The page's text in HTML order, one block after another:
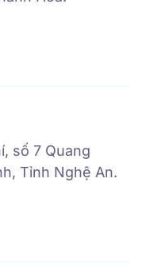
số 7 Quang
Tỉnh Nghệ An.